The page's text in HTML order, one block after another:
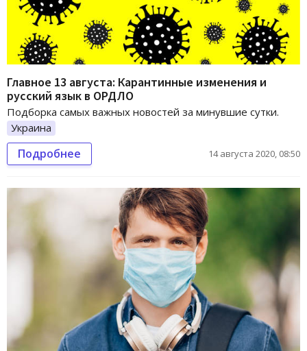
Главное 13 августа: Карантинные изменения и
русский язык в ОРДЛО
Подборка самых важных новостей за минувшие сутки.
Украина
Подробнее 14 августа 2020, 08:50